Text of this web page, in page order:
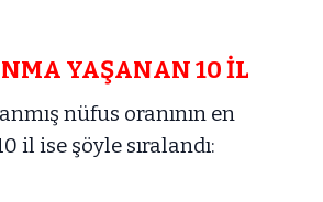
YAŞANAN 10 İL
nüfus oranının en
il ise şöyle sıralandı: